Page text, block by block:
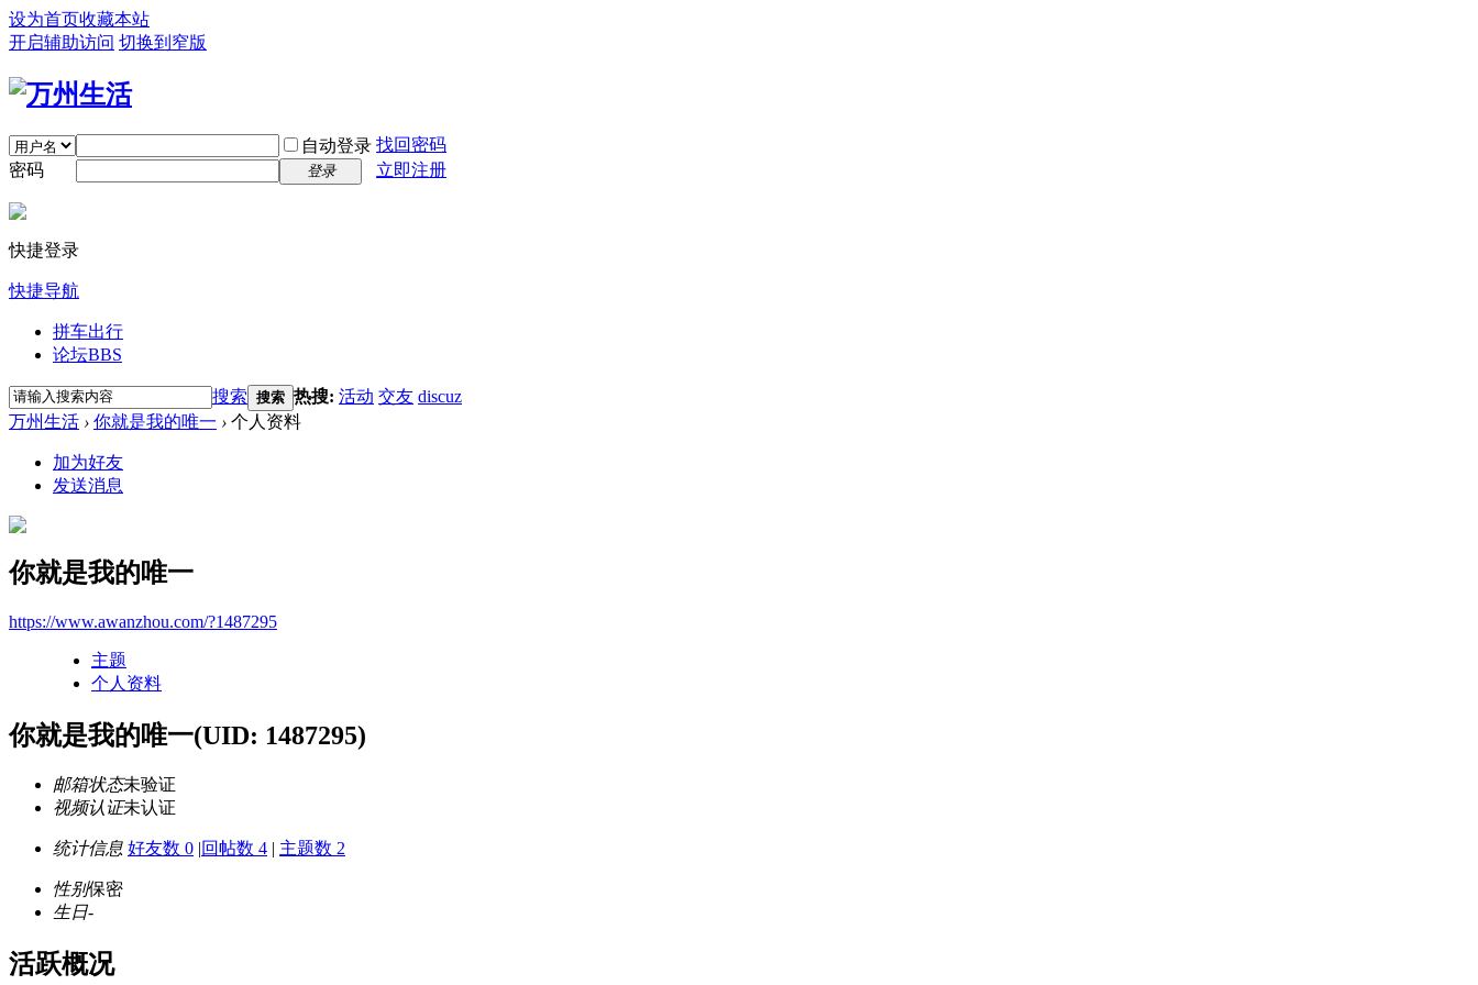
设为首页收藏本站
开启辅助访问 切换到窄版
自动登录 找回密码
密码
登录 立即注册
快捷登录
快捷导航
拼车出行
论坛BBS
搜索 搜索 热搜: 活动 交友 discuz
万州生活 › 你就是我的唯一 › 个人资料
加为好友
发送消息
你就是我的唯一
https://www.awanzhou.com/?1487295
主题
个人资料
你就是我的唯一(UID: 1487295)
邮箱状态未验证
视频认证未认证
统计信息 好友数 0 |回帖数 4 | 主题数 2
性别保密
生日-
活跃概况